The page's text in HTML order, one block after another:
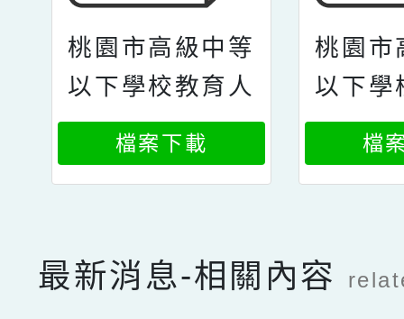
桃園市高級中等
以下學校教育人
員研究著作給分
審查申請表
檔案下載
桃園市
以下學
員研究
審
檔
最新消息-相關內容